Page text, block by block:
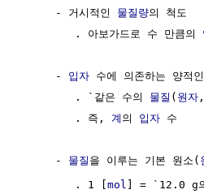
     - 거시적인
물질량의 척도
        . 아보가드로 수 만큼의
     -
입자 수에 의존하는 양적
        . `같은 수의
물질 ( 원자
        . 즉,
계 의 입자 수
     -
물질 을 이루는 기본 원소(
        . 1 [
mol ] = `12.0 g